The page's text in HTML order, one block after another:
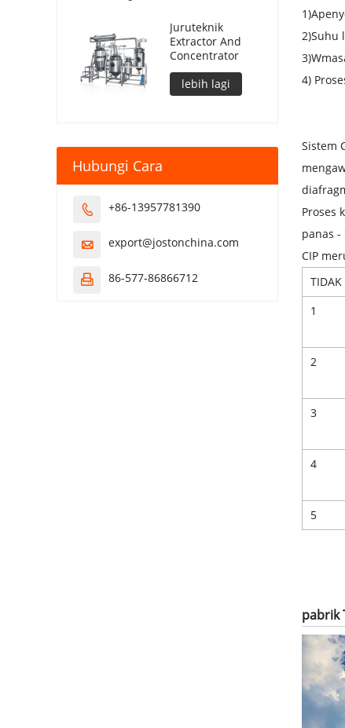
1)A
2)Suhu
3)W
4)
Sistem
Proses
panas
CIP
TIDAK
1
2
3
4
5
pabrik
Juruteknik
Extractor And
Concentrator
lebih lagi
Hubungi Cara
 +86-13957781390
 export@jostonchina.com
 86-577-86866712